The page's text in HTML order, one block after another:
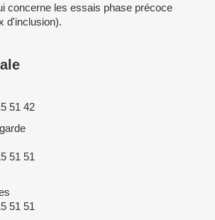
concerne les essais phase précoce
d'inclusion).
51 42
51 51
51 51